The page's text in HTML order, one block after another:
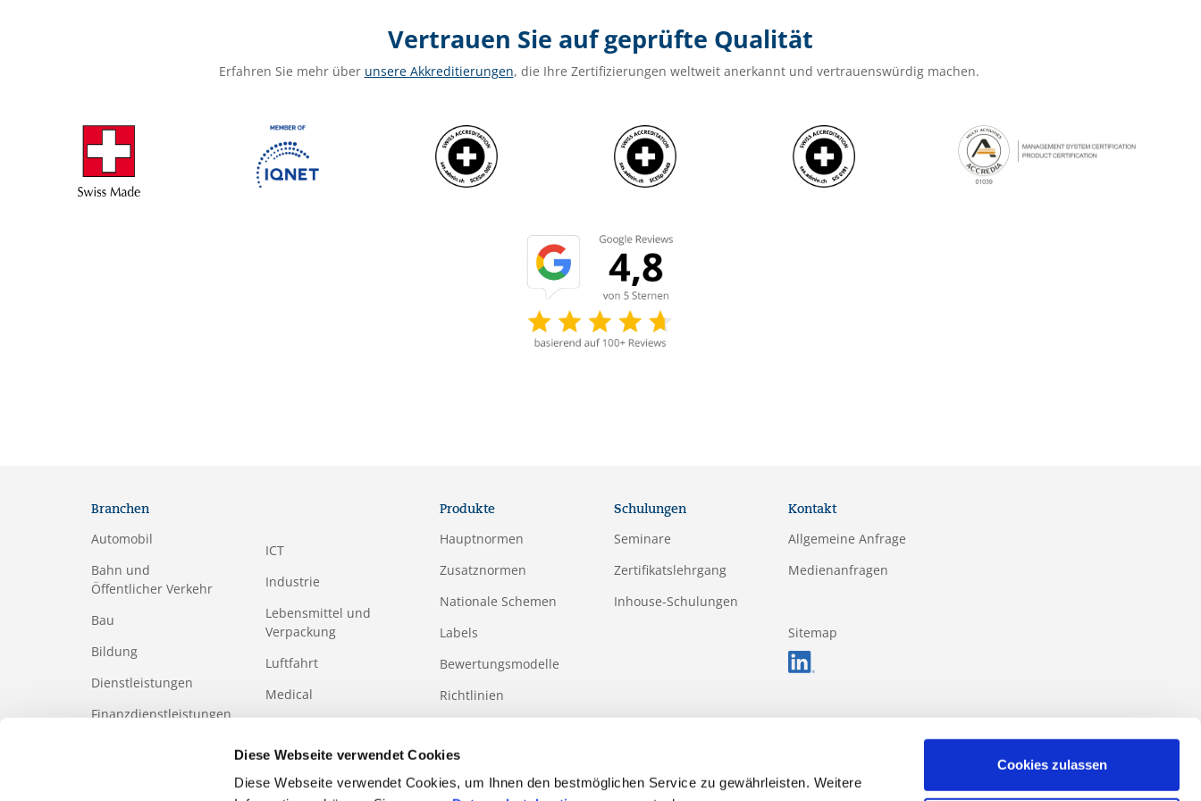
Diese Webseite verwendet Cookies
Diese Webseite verwendet Cookies, um Ihnen den bestmöglichen Service zu gewährleisten. Weitere
Cookies zulassen
Vertrauen Sie auf geprüfte Qualität
Erfahren Sie mehr über unsere Akkreditierungen, die Ihre Zertifizierungen weltweit anerkannt und vertrauenswürdig machen.
Branchen
Automobil
Bahn und
Öffentlicher Verkehr
Bau
Bildung
Dienstleistungen
Finanzdienstleistungen
ICT
Industrie
Lebensmittel und
Verpackung
Luftfahrt
Medical
Tourismus
Produkte
Hauptnormen
Zusatznormen
Nationale Schemen
Labels
Bewertungsmodelle
Richtlinien
Schulungen
Seminare
Zertifikatslehrgang
Inhouse-Schulungen
Kontakt
Allgemeine Anfrage
Medienanfragen
Sitemap